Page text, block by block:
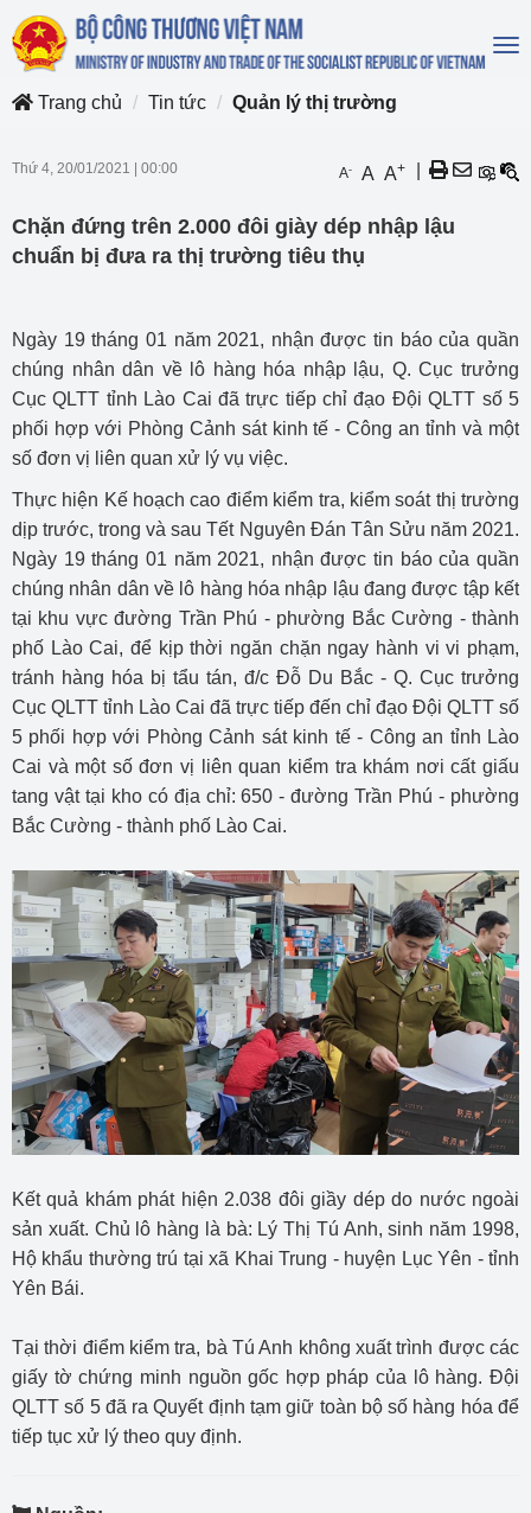
Trang chủ
Tin tức Quản lý thị trường
Thứ 4, 20/01/2021 00:00 A- A A+
Chặn đứng trên 2.000 đôi giày dép nhập lậu
chuẩn bị đưa ra thị trường tiêu thụ
Ngày 19 tháng 01 năm 2021, nhận được tin báo của quần
chúng nhân dân về lô hàng hóa nhập lậu, Q. Cục trưởng
Cục QLTT tỉnh Lào Cai đã trực tiếp chỉ đạo Đội QLTT số 5
phối hợp với Phòng Cảnh sát kinh tế - Công an tỉnh và một
số đơn vị liên quan xử lý vụ việc.
Thực hiện Kế hoạch cao điểm kiểm tra, kiểm soát thị trường
dịp trước, trong và sau Tết Nguyên Đán Tân Sửu năm 2021.
Ngày 19 tháng 01 năm 2021, nhận được tin báo của quần
chúng nhân dân về lô hàng hóa nhập lậu đang được tập kết
tại khu vực đường Trần Phú - phường Bắc Cường - thành
phố Lào Cai, để kịp thời ngăn chặn ngay hành vi vi phạm,
tránh hàng hóa bị tẩu tán, đ/c Đỗ Du Bắc - Q. Cục trưởng
Cục QLTT tỉnh Lào Cai đã trực tiếp đến chỉ đạo Đội QLTT số
5 phối hợp với Phòng Cảnh sát kinh tế - Công an tỉnh Lào
Cai và một số đơn vị liên quan kiểm tra khám nơi cất giấu
tang vật tại kho có địa chỉ: 650 - đường Trần Phú - phường
Bắc Cường - thành phố Lào Cai.
Kết quả khám phát hiện 2.038 đôi giầy dép do nước ngoài
sản xuất. Chủ lô hàng là bà: Lý Thị Tú Anh, sinh năm 1998,
Hộ khẩu thường trú tại xã Khai Trung - huyện Lục Yên - tỉnh
Yên Bái.
Tại thời điểm kiểm tra, bà Tú Anh không xuất trình được các
giấy tờ chứng minh nguồn gốc hợp pháp của lô hàng. Đội
QLTT số 5 đã ra Quyết định tạm giữ toàn bộ số hàng hóa để
tiếp tục xử lý theo quy định.